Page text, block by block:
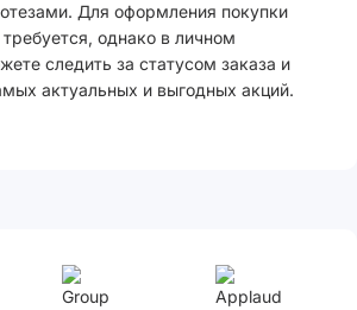
Для оформления покупки
однако в личном
следить за статусом заказа и
актуальных и выгодных акций.